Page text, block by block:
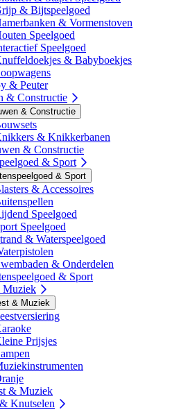
& Bijtspeelgoed
& Vormenstoven
Speelgoed
Speelgoed
& Babyboekjes
& Peuter
& Constructie
& Constructie
& Knikkerbanen
& Constructie
& Sport
& Sport
& Accessoires
Speelgoed
Speelgoed
& Waterspeelgoed
& Onderdelen
& Sport
Muziek
& Muziek
Prijsjes
& Muziek
Knutselen